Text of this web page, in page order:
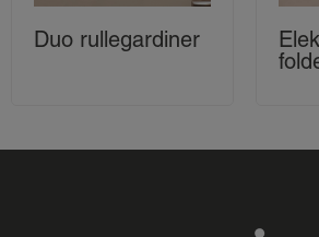
Duo rullegardiner